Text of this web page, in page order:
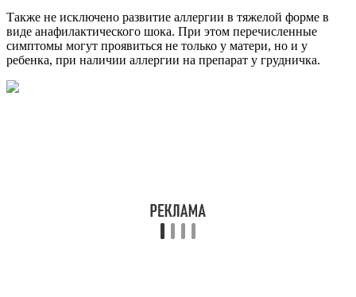
Также не исключено развитие аллергии в тяжелой форме в
виде анафилактического шока. При этом перечисленные
симптомы могут проявиться не только у матери, но и у
ребенка, при наличии аллергии на препарат у грудничка.